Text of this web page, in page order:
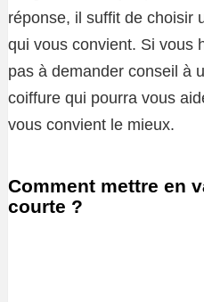
réponse, il suffit de choisir
qui vous convient. Si vous
pas à demander conseil à
coiffure qui pourra vous
vous convient le mieux.
Comment mettre en
courte ?